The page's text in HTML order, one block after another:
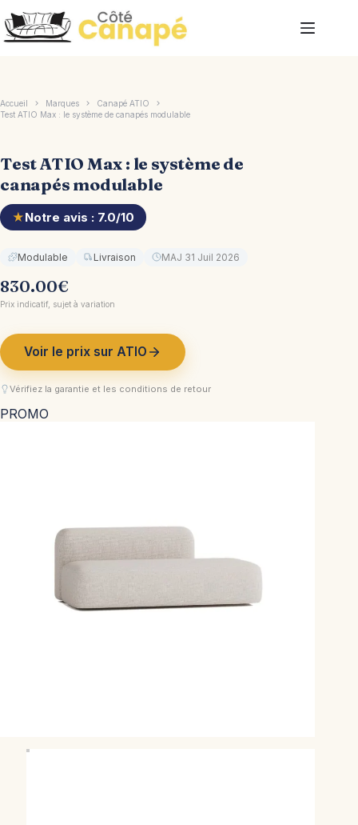
au
contenu
Accueil Marques
Canapé ATIO
Test ATIO Max : le système de canapés modulable
PROMO
Test ATIO Max : le système de
canapés modulable
★Notre avis : 7.0/10
Modulable Livraison MAJ 31 Juil 2026
830.00€
Prix indicatif, sujet à variation
Voir le prix sur ATIO
Vérifiez la garantie et les conditions de retour